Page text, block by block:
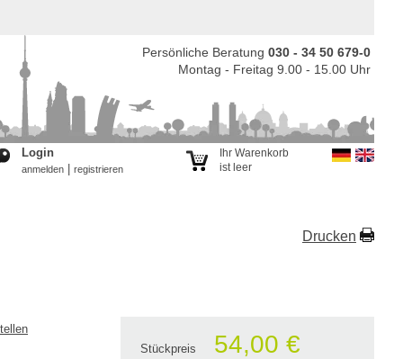
Persönliche Beratung 030 - 34 50 679-0
Montag - Freitag 9.00 - 15.00 Uhr
Login
anmelden registrieren
Ihr Warenkorb
ist leer
Drucken
Stückpreis
54,00 €